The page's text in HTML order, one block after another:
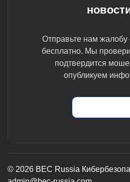
Отправьте нам
бесплатно. Мы
подтвердится
опубликуем
© 2026 BEC Russia